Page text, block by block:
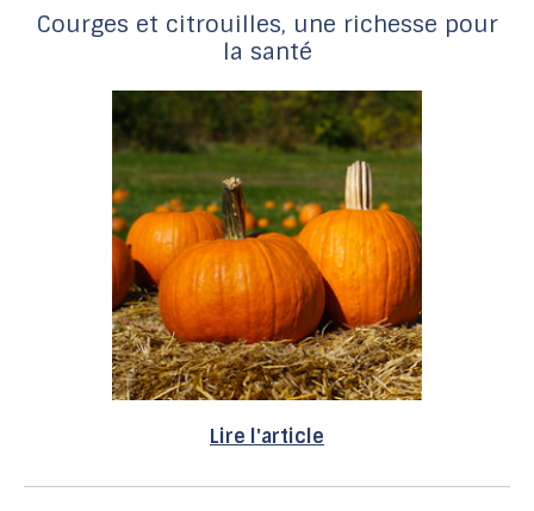
Courges et citrouilles, une richesse pour
la santé
Lire l'article